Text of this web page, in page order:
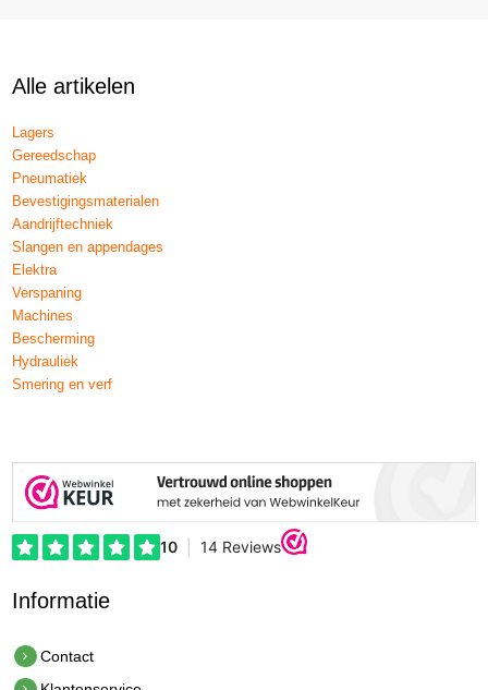
Alle artikelen
Lagers
Gereedschap
Pneumatiek
Bevestigingsmaterialen
Aandrijftechniek
Slangen en appendages
Elektra
Verspaning
Machines
Bescherming
Hydrauliek
Smering en verf
Informatie
Contact